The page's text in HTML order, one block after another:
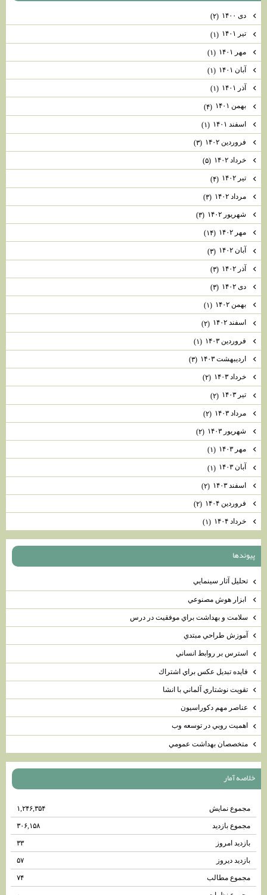
دی ۱۴۰۰ (۲)
تیر ۱۴۰۱ (۱)
مهر ۱۴۰۱ (۱)
آبان ۱۴۰۱ (۱)
آذر ۱۴۰۱ (۱)
بهمن ۱۴۰۱ (۴)
اسفند ۱۴۰۱ (۱)
فروردین ۱۴۰۲ (۳)
خرداد ۱۴۰۲ (۵)
تیر ۱۴۰۲ (۴)
مرداد ۱۴۰۲ (۳)
شهریور ۱۴۰۲ (۳)
مهر ۱۴۰۲ (۱۴)
آبان ۱۴۰۲ (۳)
آذر ۱۴۰۲ (۳)
دی ۱۴۰۲ (۳)
بهمن ۱۴۰۲ (۱)
اسفند ۱۴۰۲ (۲)
فروردین ۱۴۰۳ (۱)
اردیبهشت ۱۴۰۳ (۳)
خرداد ۱۴۰۳ (۲)
تیر ۱۴۰۳ (۲)
مرداد ۱۴۰۳ (۲)
شهریور ۱۴۰۳ (۲)
مهر ۱۴۰۳ (۱)
آبان ۱۴۰۳ (۱)
اسفند ۱۴۰۳ (۲)
فروردین ۱۴۰۴ (۲)
خرداد ۱۴۰۴ (۱)
پيوندها
تحليل آثار سينمايي
ابزار هوش مصنوعي
سلامت و بهداشت براي موفقيت در درس
آموزش طراحي مبتدي
استرس بر روابط انساني
فايده تبديل عكس براي اشتراك
تقويت نوشتاري آلماني با انشا
عناصر مهم دكوراسيون
اهميت روبي در توسعه وب
متخصصان بهداشت عمومي
خلاصه آمار
مجموع نمایش‌ ۱,۲۴۶,۳۵۴
مجموع بازدید ۳۰۶,۱۵۸
بازدید امروز ۳۳
بازدید دیروز ۵۷
مجموع مطالب ۷۴